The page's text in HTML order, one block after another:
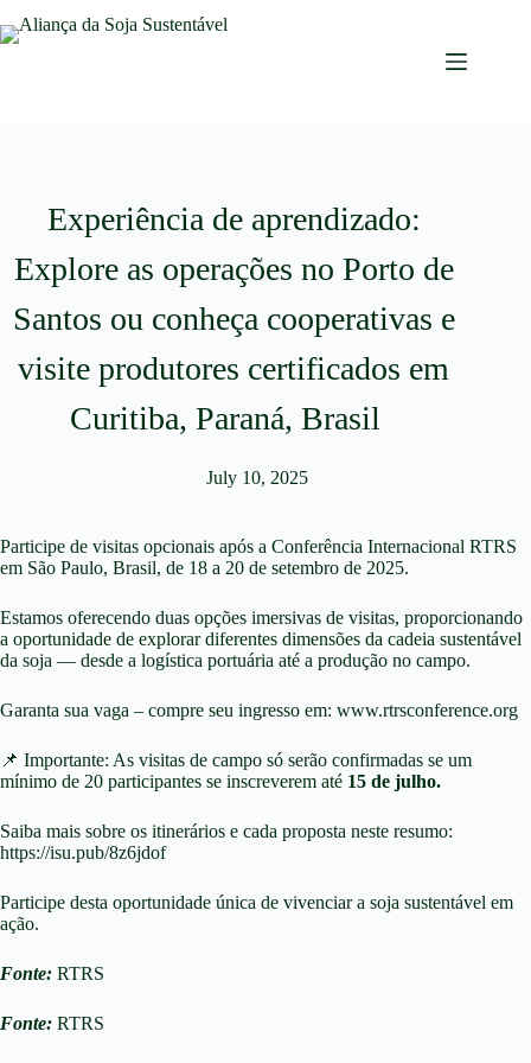
Experiência de aprendizado:
Explore as operações no Porto de
Santos ou conheça cooperativas e
visite produtores certificados em
Curitiba, Paraná, Brasil
July 10, 2025
Participe de visitas opcionais após a Conferência Internacional RTRS
em São Paulo, Brasil, de 18 a 20 de setembro de 2025.
Estamos oferecendo duas opções imersivas de visitas, proporcionando
a oportunidade de explorar diferentes dimensões da cadeia sustentável
da soja — desde a logística portuária até a produção no campo.
Garanta sua vaga – compre seu ingresso em: www.rtrsconference.org
📌 Importante: As visitas de campo só serão confirmadas se um
mínimo de 20 participantes se inscreverem até 15 de julho.
Saiba mais sobre os itinerários e cada proposta neste resumo:
https://isu.pub/8z6jdof
Participe desta oportunidade única de vivenciar a soja sustentável em
ação.
Fonte: RTRS
Fonte: RTRS